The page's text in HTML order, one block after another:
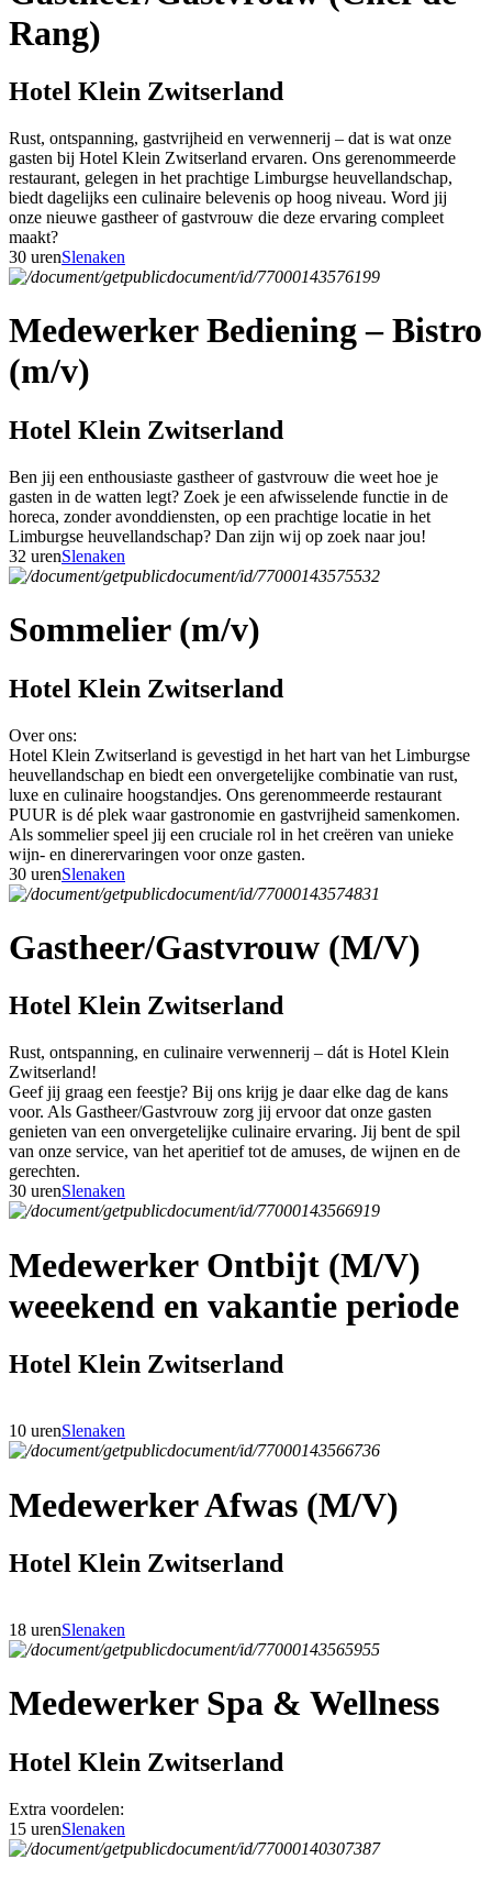
Rang)
Hotel Klein Zwitserland
Rust, ontspanning, gastvrijheid en verwennerij – dat is wat onze
gasten bij Hotel Klein Zwitserland ervaren. Ons gerenommeerde
restaurant, gelegen in het prachtige Limburgse heuvellandschap,
biedt dagelijks een culinaire belevenis op hoog niveau. Word jij
onze nieuwe gastheer of gastvrouw die deze ervaring compleet
maakt?
30 urenSlenaken
Medewerker Bediening – Bistro
(m/v)
Hotel Klein Zwitserland
Ben jij een enthousiaste gastheer of gastvrouw die weet hoe je
gasten in de watten legt? Zoek je een afwisselende functie in de
horeca, zonder avonddiensten, op een prachtige locatie in het
Limburgse heuvellandschap? Dan zijn wij op zoek naar jou!
32 urenSlenaken
Sommelier (m/v)
Hotel Klein Zwitserland
Over ons:
Hotel Klein Zwitserland is gevestigd in het hart van het Limburgse
heuvellandschap en biedt een onvergetelijke combinatie van rust,
luxe en culinaire hoogstandjes. Ons gerenommeerde restaurant
PUUR is dé plek waar gastronomie en gastvrijheid samenkomen.
Als sommelier speel jij een cruciale rol in het creëren van unieke
wijn- en dinerervaringen voor onze gasten.
30 urenSlenaken
Gastheer/Gastvrouw (M/V)
Hotel Klein Zwitserland
Rust, ontspanning, en culinaire verwennerij – dát is Hotel Klein
Zwitserland!
Geef jij graag een feestje? Bij ons krijg je daar elke dag de kans
voor. Als Gastheer/Gastvrouw zorg jij ervoor dat onze gasten
genieten van een onvergetelijke culinaire ervaring. Jij bent de spil
van onze service, van het aperitief tot de amuses, de wijnen en de
gerechten.
30 urenSlenaken
Medewerker Ontbijt (M/V)
weeekend en vakantie periode
Hotel Klein Zwitserland
10 urenSlenaken
Medewerker Afwas (M/V)
Hotel Klein Zwitserland
18 urenSlenaken
Medewerker Spa & Wellness
Hotel Klein Zwitserland
Extra voordelen:
15 urenSlenaken